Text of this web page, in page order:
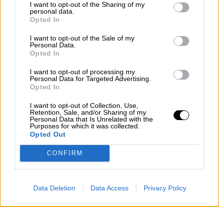
I want to opt-out of the Sharing of my
personal data.
Opted In
I want to opt-out of the Sale of my
Personal Data.
Opted In
I want to opt-out of processing my
Personal Data for Targeted Advertising.
Opted In
I want to opt-out of Collection, Use,
Retention, Sale, and/or Sharing of my
Personal Data that Is Unrelated with the
Purposes for which it was collected.
Opted Out
CONFIRM
Data Deletion Data Access Privacy Policy
prioritaria en la agenda política ha sido un gran
avance para transversalizar y llegar por igual a
hecho mejor.
¿Con qué apoyo cuentan realmente, entre
parlamentario, para la implementación de las
medidas aprobadas en el Pacto de Estado?
Yo valoro el pacto como un documento
políticamente vinculante, Esto significa que los
grupos parlamentarios del Congreso y el
Senado también están vinculados por lo que
ellos mismos aprobaron. El Pacto no puede ser
para ellos un fin en sí mismo, ahora les toca
aprobar las reformas legales que propusieron y
cumpliendo con su compromiso.